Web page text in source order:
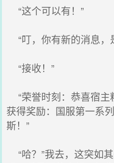
“这个可以有！”
“叮，你有新的消息，
“接收！”
“荣誉时刻：恭喜宿主
获得奖励：国服第一系
斯！”
“哈？”我去，这突如